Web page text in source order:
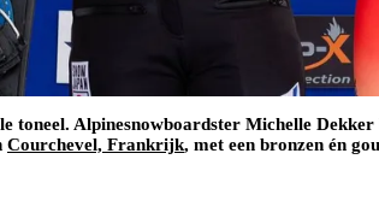
Alpinesnowboardster Michelle
Courchevel, Frankrijk, met een bronzen én